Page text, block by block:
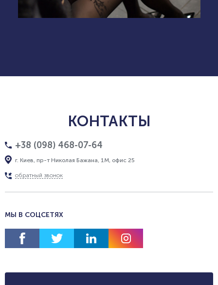
КОНТАКТЫ
+38 (098) 468-07-64
г. Киев, пр-т Николая Бажана, 1М, офис 25
обратный звонок
МЫ В СОЦСЕТЯХ